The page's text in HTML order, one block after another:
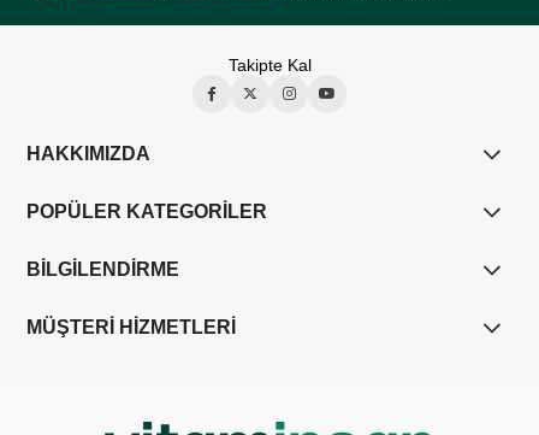
Takipte Kal
HAKKIMIZDA
POPÜLER KATEGORİLER
BİLGİLENDİRME
MÜŞTERİ HİZMETLERİ